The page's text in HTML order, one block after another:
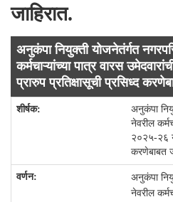
जाहिरात.
अनुकंपा नियुक्ती योजनेतंर्गत
कर्मचाऱ्यांच्या पात्र वारस
प्रारुप प्रतिक्षासूची प्रसिध्द
अनुकंपा
नेवरील
२०२५-२६
करणेबाबत
अनुकंपा
नेवरील